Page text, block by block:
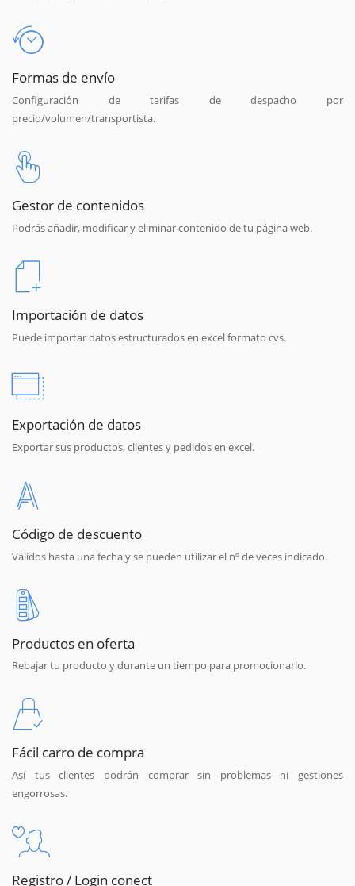
Formas de envío
Configuración de tarifas de despacho por
precio/volumen/transportista.
Gestor de contenidos
Podrás añadir, modificar y eliminar contenido de tu página web.
Importación de datos
Puede importar datos estructurados en excel formato cvs.
Exportación de datos
Exportar sus productos, clientes y pedidos en excel.
Código de descuento
Válidos hasta una fecha y se pueden utilizar el nº de veces indicado.
Productos en oferta
Rebajar tu producto y durante un tiempo para promocionarlo.
Fácil carro de compra
Así tus clientes podrán comprar sin problemas ni gestiones
engorrosas.
Registro / Login conect